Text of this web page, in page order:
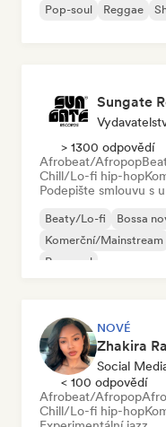
Pop-soul
Reggae
Sungate
> 1300 odpovědí
Afrobeat/Afropop
Chill/Lo-fi hip-hop
Podepište smlouvu s
Beaty/Lo-fi Bossa
Komerční/Mainstream
Pop-soul
NOVÉ
Zhakira
Social
< 100 odpovědí
Afrobeat/Afropop
Chill/Lo-fi hip-hop